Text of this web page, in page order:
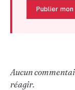
Publier
Aucun
réagir.